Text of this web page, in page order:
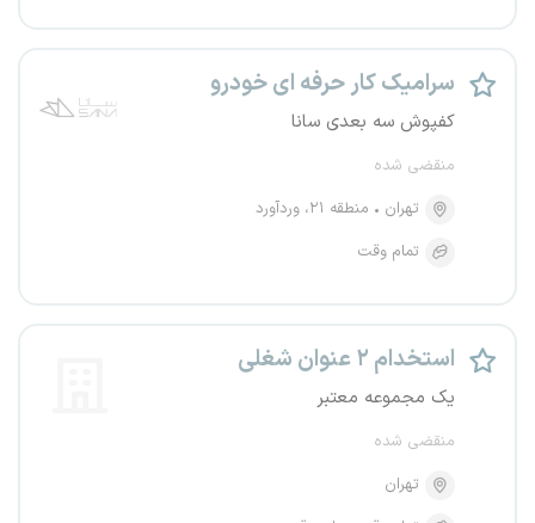
سرامیک کار حرفه ای خودرو
کفپوش سه بعدی سانا
منقضی شده
تهران
منطقه ۲۱، وردآورد
تمام وقت
استخدام ۲ عنوان شغلی
یک مجموعه معتبر
منقضی شده
تهران